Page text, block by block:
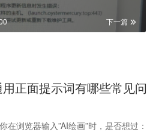
下一篇
正面提示词有哪些常见问
浏览器输入”AI绘画”时，是否想过：